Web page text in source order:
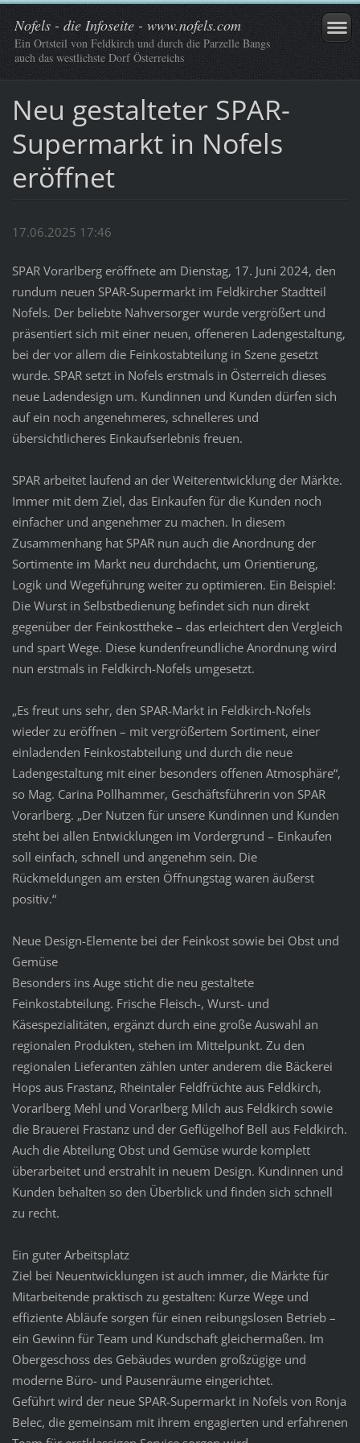
Nofels - die Infoseite - www.nofels.com
Ein Ortsteil von Feldkirch und durch die Parzelle Bangs
auch das westlichste Dorf Österreichs
Neu gestalteter SPAR-
Supermarkt in Nofels
eröffnet
17.06.2025 17:46
SPAR Vorarlberg eröffnete am Dienstag, 17. Juni 2024, den
rundum neuen SPAR-Supermarkt im Feldkircher Stadtteil
Nofels. Der beliebte Nahversorger wurde vergrößert und
präsentiert sich mit einer neuen, offeneren Ladengestaltung,
bei der vor allem die Feinkostabteilung in Szene gesetzt
wurde. SPAR setzt in Nofels erstmals in Österreich dieses
neue Ladendesign um. Kundinnen und Kunden dürfen sich
auf ein noch angenehmeres, schnelleres und
übersichtlicheres Einkaufserlebnis freuen.
SPAR arbeitet laufend an der Weiterentwicklung der Märkte.
Immer mit dem Ziel, das Einkaufen für die Kunden noch
einfacher und angenehmer zu machen. In diesem
Zusammenhang hat SPAR nun auch die Anordnung der
Sortimente im Markt neu durchdacht, um Orientierung,
Logik und Wegeführung weiter zu optimieren. Ein Beispiel:
Die Wurst in Selbstbedienung befindet sich nun direkt
gegenüber der Feinkosttheke – das erleichtert den Vergleich
und spart Wege. Diese kundenfreundliche Anordnung wird
nun erstmals in Feldkirch-Nofels umgesetzt.
„Es freut uns sehr, den SPAR-Markt in Feldkirch-Nofels
wieder zu eröffnen – mit vergrößertem Sortiment, einer
einladenden Feinkostabteilung und durch die neue
Ladengestaltung mit einer besonders offenen Atmosphäre“,
so Mag. Carina Pollhammer, Geschäftsführerin von SPAR
Vorarlberg. „Der Nutzen für unsere Kundinnen und Kunden
steht bei allen Entwicklungen im Vordergrund – Einkaufen
soll einfach, schnell und angenehm sein. Die
Rückmeldungen am ersten Öffnungstag waren äußerst
positiv.“
Neue Design-Elemente bei der Feinkost sowie bei Obst und
Gemüse
Besonders ins Auge sticht die neu gestaltete
Feinkostabteilung. Frische Fleisch-, Wurst- und
Käsespezialitäten, ergänzt durch eine große Auswahl an
regionalen Produkten, stehen im Mittelpunkt. Zu den
regionalen Lieferanten zählen unter anderem die Bäckerei
Hops aus Frastanz, Rheintaler Feldfrüchte aus Feldkirch,
Vorarlberg Mehl und Vorarlberg Milch aus Feldkirch sowie
die Brauerei Frastanz und der Geflügelhof Bell aus Feldkirch.
Auch die Abteilung Obst und Gemüse wurde komplett
überarbeitet und erstrahlt in neuem Design. Kundinnen und
Kunden behalten so den Überblick und finden sich schnell
zu recht.
Ein guter Arbeitsplatz
Ziel bei Neuentwicklungen ist auch immer, die Märkte für
Mitarbeitende praktisch zu gestalten: Kurze Wege und
effiziente Abläufe sorgen für einen reibungslosen Betrieb –
ein Gewinn für Team und Kundschaft gleichermaßen. Im
Obergeschoss des Gebäudes wurden großzügige und
moderne Büro- und Pausenräume eingerichtet.
Geführt wird der neue SPAR-Supermarkt in Nofels von Ronja
Belec, die gemeinsam mit ihrem engagierten und erfahrenen